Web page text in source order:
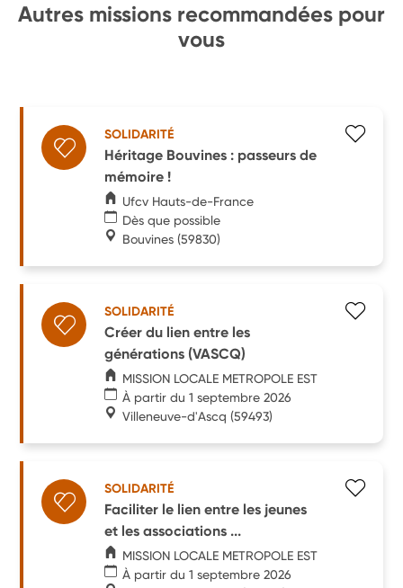
Autres missions recommandées pour
vous
SOLIDARITÉ
Héritage Bouvines : passeurs de
mémoire !
Ufcv Hauts-de-France
Dès que possible
Bouvines (59830)
SOLIDARITÉ
Créer du lien entre les
générations (VASCQ)
MISSION LOCALE METROPOLE EST
À partir du 1 septembre 2026
Villeneuve-d'Ascq (59493)
SOLIDARITÉ
Faciliter le lien entre les jeunes
et les associations ...
MISSION LOCALE METROPOLE EST
À partir du 1 septembre 2026